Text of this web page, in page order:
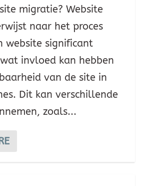
migratie? Website
naar het proces
website significant
invloed kan hebben
van de site in
Dit kan verschillende
zoals...